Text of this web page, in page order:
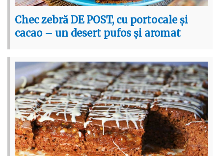
Chec zebră DE POST, cu portocale și
cacao – un desert pufos și aromat